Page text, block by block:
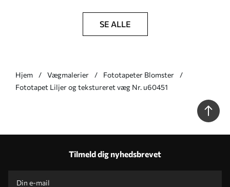
SE ALLE
Hjem Vægmalerier
Fototapeter Blomster
Fototapet Liljer og tekstureret væg Nr. u60451
Tilmeld dig nyhedsbrevet